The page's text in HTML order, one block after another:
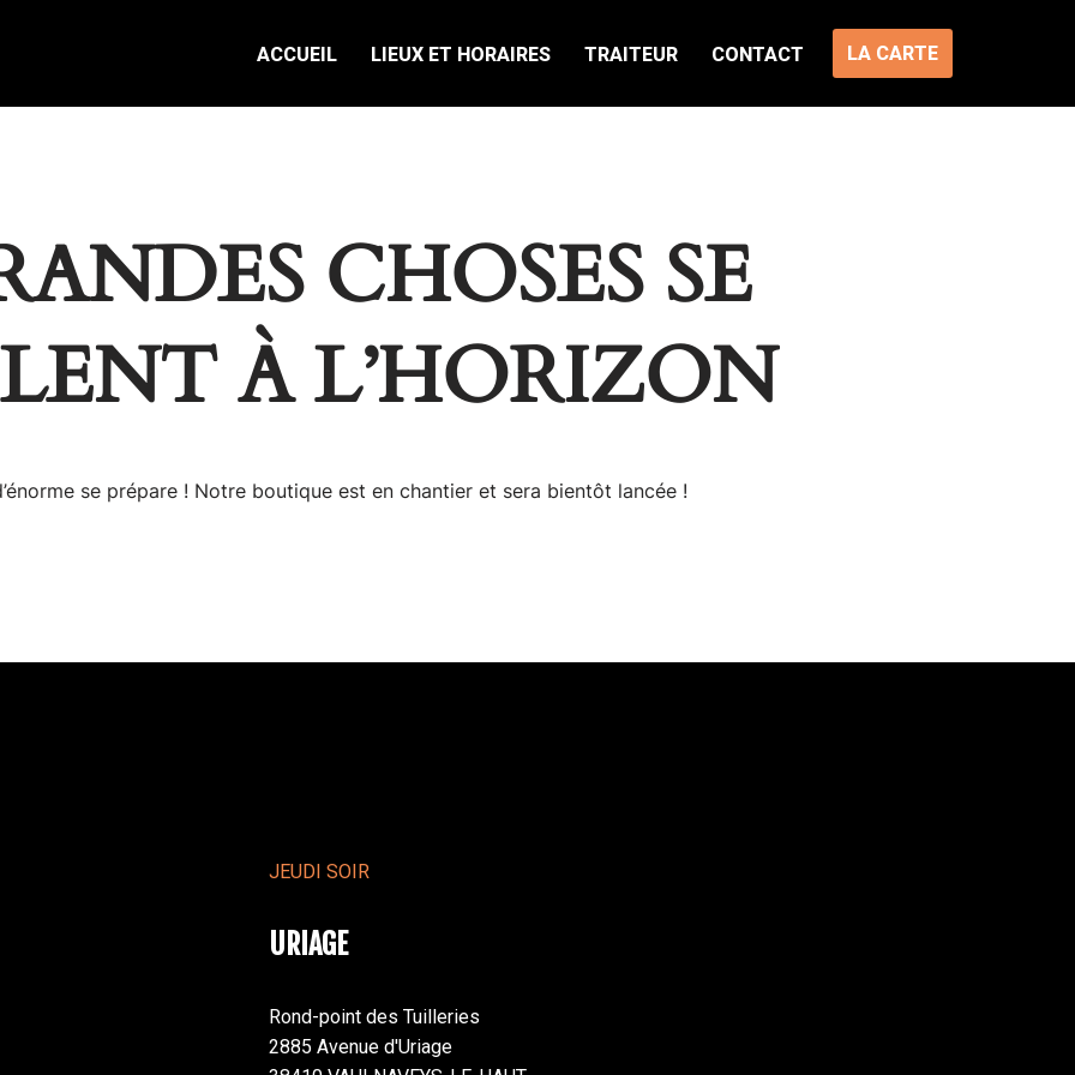
ACCUEIL LIEUX ET HORAIRES TRAITEUR CONTACT LA CARTE
CHOSES SE
À L’HORIZON
se prépare ! Notre boutique est en chantier et sera bientôt lancée !
JEUDI SOIR
URIAGE
Rond-point des Tuilleries
2885 Avenue d'Uriage